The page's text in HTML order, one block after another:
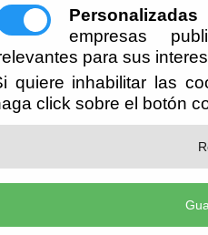
Personalizadas
empresas
para sus
quiere inhabilitar las
click sobre el botón